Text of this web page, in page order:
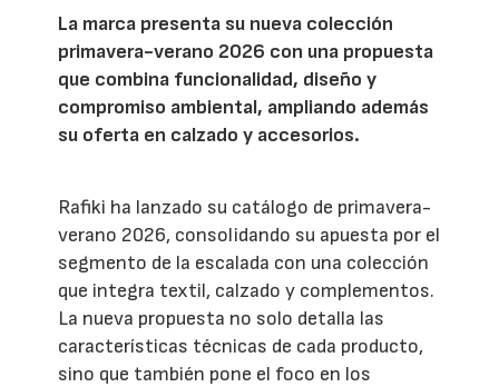
La marca presenta su nueva colección
primavera-verano 2026 con una propuesta
que combina funcionalidad, diseño y
compromiso ambiental, ampliando además
su oferta en calzado y accesorios.
Rafiki ha lanzado su catálogo de primavera-
verano 2026, consolidando su apuesta por el
segmento de la escalada con una colección
que integra textil, calzado y complementos.
La nueva propuesta no solo detalla las
características técnicas de cada producto,
sino que también pone el foco en los